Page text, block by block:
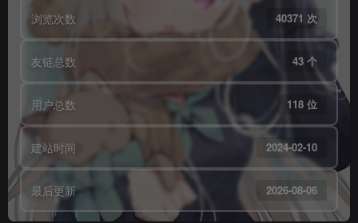
浏览次数 40371 次
友链总数 43 个
用户总数 118 位
建站时间 2024-02-10
最后更新 2026-08-06